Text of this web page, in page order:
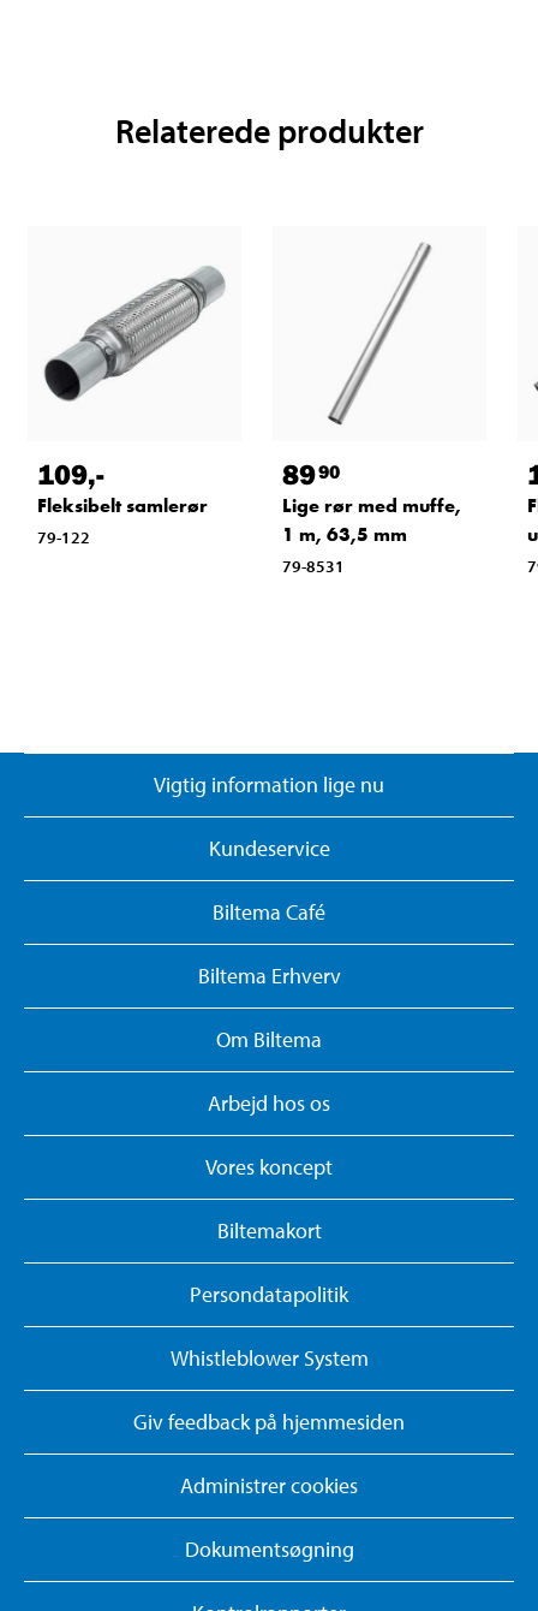
Relaterede produkter
109,-
Fleksibelt samlerør
79-122
8990
Lige rør med muffe,
1 m, 63,5 mm
79-8531
Vigtig information lige nu
Kundeservice
Biltema Café
Biltema Erhverv
Om Biltema
Arbejd hos os
Vores koncept
Biltemakort
Persondatapolitik
Whistleblower System
Giv feedback på hjemmesiden
Administrer cookies
Dokumentsøgning